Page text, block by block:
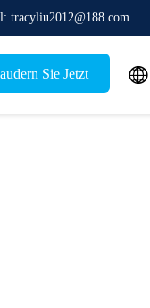
tracyliu2012@188.com
Sie Jetzt 